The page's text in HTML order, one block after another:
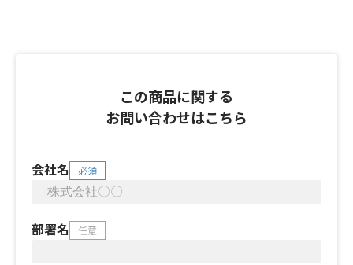
この商品に関する
お問い合わせはこちら
会社名 必須
部署名 任意